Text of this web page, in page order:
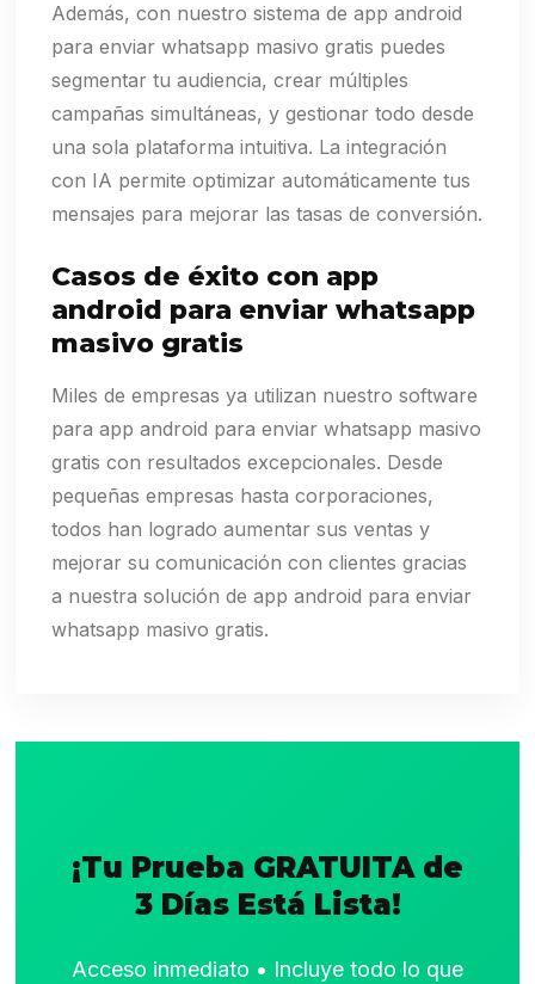
Además, con nuestro sistema de app android
para enviar whatsapp masivo gratis puedes
segmentar tu audiencia, crear múltiples
campañas simultáneas, y gestionar todo desde
una sola plataforma intuitiva. La integración
con IA permite optimizar automáticamente tus
mensajes para mejorar las tasas de conversión.
Casos de éxito con app
android para enviar whatsapp
masivo gratis
Miles de empresas ya utilizan nuestro software
para app android para enviar whatsapp masivo
gratis con resultados excepcionales. Desde
pequeñas empresas hasta corporaciones,
todos han logrado aumentar sus ventas y
mejorar su comunicación con clientes gracias
a nuestra solución de app android para enviar
whatsapp masivo gratis.
¡Tu Prueba GRATUITA de
3 Días Está Lista!
Acceso inmediato • Incluye todo lo que